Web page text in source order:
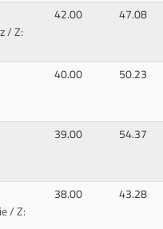
/ Z:
42.00 47.08
40.00 50.23
39.00 54.37
/ Z:
38.00 43.28